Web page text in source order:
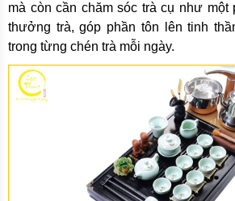
mà còn cần chăm sóc trà cụ như một
thưởng trà, góp phần tôn lên tinh
trong từng chén trà mỗi ngày.